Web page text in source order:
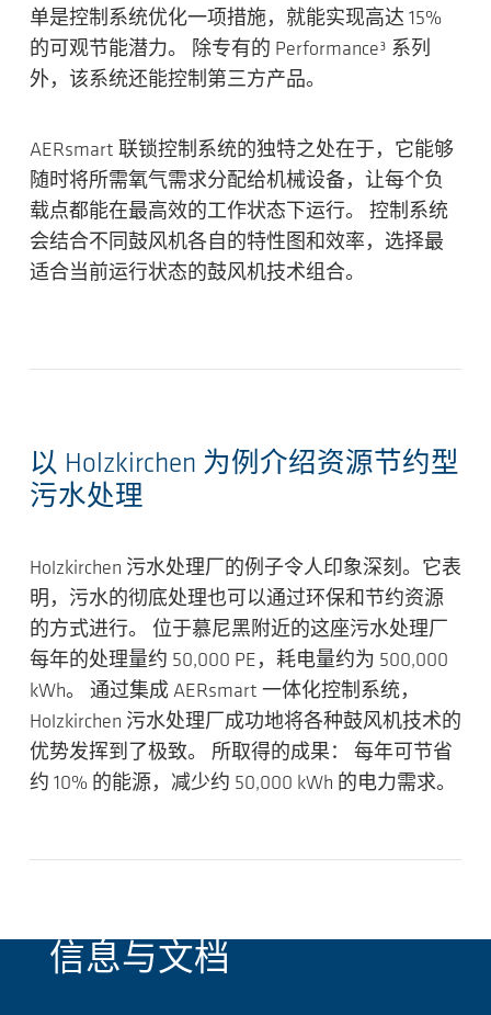
单是控制系统优化一项措施，就能实现高达 15%
的可观节能潜力。 除专有的 Performance³ 系列
外，该系统还能控制第三方产品。
AERsmart 联锁控制系统的独特之处在于，它能够
随时将所需氧气需求分配给机械设备，让每个负
载点都能在最高效的工作状态下运行。 控制系统
会结合不同鼓风机各自的特性图和效率，选择最
适合当前运行状态的鼓风机技术组合。
以 Holzkirchen 为例介绍资源节约型
污水处理
Holzkirchen 污水处理厂的例子令人印象深刻。它表
明，污水的彻底处理也可以通过环保和节约资源
的方式进行。 位于慕尼黑附近的这座污水处理厂
每年的处理量约 50,000 PE，耗电量约为 500,000
kWh。 通过集成 AERsmart 一体化控制系统，
Holzkirchen 污水处理厂成功地将各种鼓风机技术的
优势发挥到了极致。 所取得的成果： 每年可节省
约 10% 的能源，减少约 50,000 kWh 的电力需求。
信息与文档